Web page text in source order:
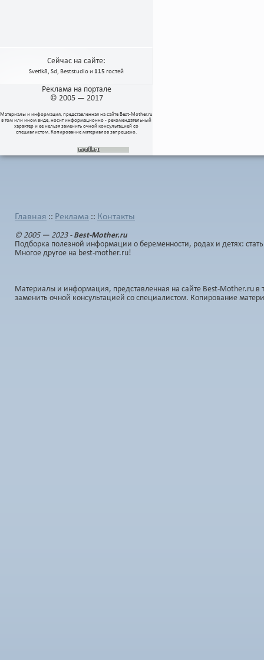
Сейчас на сайте:
Svetik8, Sd , Beststudioи115 гостей
Реклама на портале
© 2005 — 2017
Материалы и информация, представленная на сайте Best-Mother.ru
в том или ином виде, носит информационно - рекомендательный
характер и ее нельзя заменить очной консультацией со
специалистом. Копирование материалов запрещено.
Главная :: Реклама :: Контакты
© 2005 — 2023 - Best-Mother.ru
Подборка полезной информации о беременности, родах и детях:
Многое другое на best-mother.ru!
Материалы и информация, представленная на сайте Best-Mother.ru
заменить очной консультацией со специалистом. Копирование